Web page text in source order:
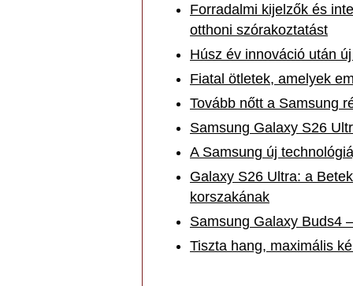
Forradalmi kijelzők és
otthoni szórakoztatást
Húsz év innováció után
Fiatal ötletek, amelyek
Tovább nőtt a Samsung
Samsung Galaxy S26
A Samsung új
Galaxy S26 Ultra: a
korszakának
Samsung Galaxy Buds4
Tiszta hang, maximális